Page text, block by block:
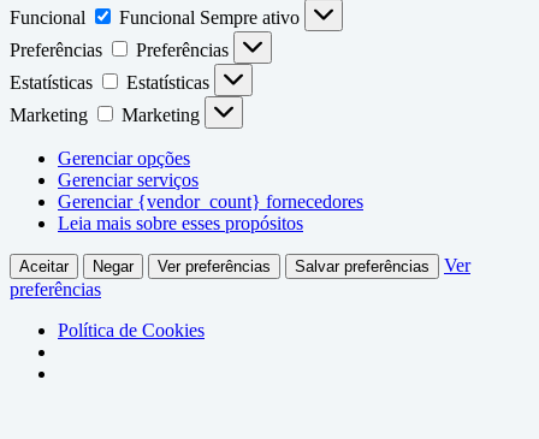
Funcional
Funcional Sempre ativo
Preferências
Preferências
Estatísticas
Estatísticas
Marketing
Marketing
Gerenciar opções
Gerenciar serviços
Gerenciar {vendor_count} fornecedores
Leia mais sobre esses propósitos
Aceitar Negar Ver preferências Salvar preferências
Ver
preferências
Política de Cookies